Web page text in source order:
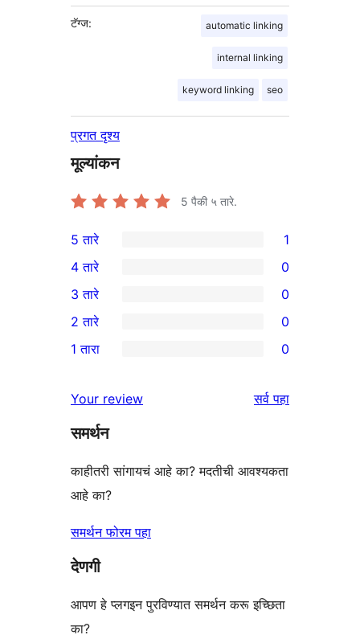
टॅग्ज: automatic linking
internal linking
keyword linking seo
प्रगत दृश्य
मूल्यांकन
5 पैकी ५ तारे.
1
5-
तारांकित
पुनरावलोकन
5 तारे 1
4-
तारांकित
परीक्षणे
4 तारे 0
0
3-
तारांकित
3 तारे 0
2-
परीक्षणे
2 तारे 0
तारांकित
परीक्षणे
1 तारा 0
Your review सर्वपुनरावलोकने
पहा
समर्थन
काहीतरी सांगायचं आहे का? मदतीची आवश्यकता
आहे का?
समर्थन फोरम पहा
देणगी
आपण हे प्लगइन पुरविण्यात समर्थन करू इच्छिता
का?